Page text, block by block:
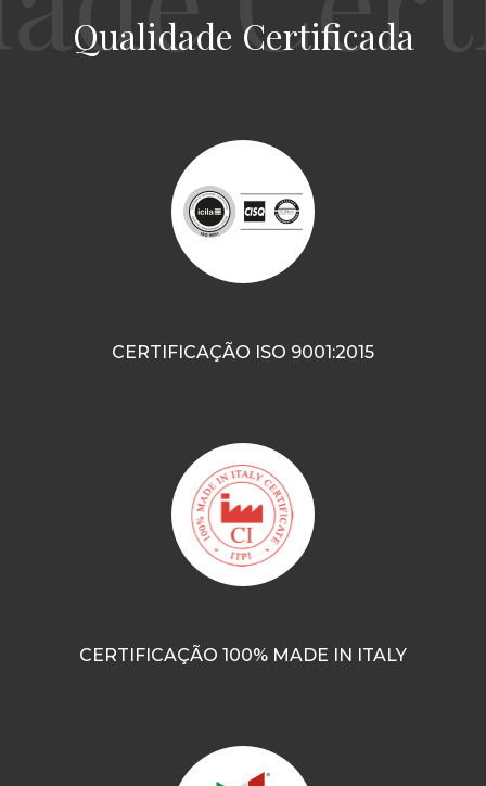
Qualidade Certificada
CERTIFICAÇÃO ISO 9001:2015
CERTIFICAÇÃO 100% MADE IN ITALY